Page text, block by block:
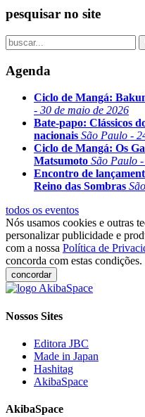
pesquisar no site
Agenda
Ciclo de Mangá:
- 30 de maio de 2026
Bate-papo: Clássicos
nacionais São Paulo -
Ciclo de Mangá: Os
Matsumoto São Paulo
Encontro de
Reino das Sombras
todos os eventos
Nós usamos cookies e outras
personalizar publicidade e
com a nossa Política de
concorda com estas condições.
concordar
Nossos Sites
Editora JBC
Made in Japan
Hashitag
AkibaSpace
AkibaSpace